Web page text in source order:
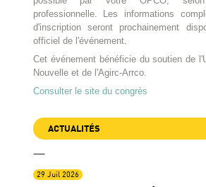
professionnelle. Les informations
d'inscription seront prochainement
officiel de l'événement.
Cet événement bénéficie du soutien de
Nouvelle et de l'Agirc-Arrco.
Consulter le site du congrès
ACTUALITÉS
29 Juil 2026